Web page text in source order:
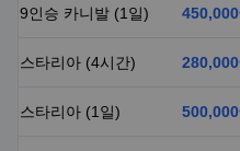
9인승 카니발 (1일)
스타리아 (4시간)
스타리아 (1일)